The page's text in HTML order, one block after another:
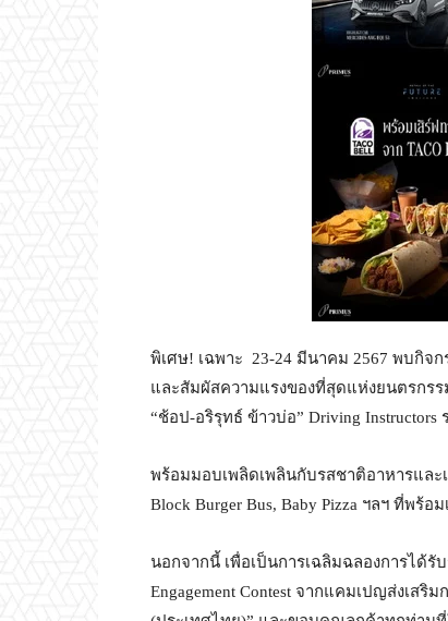
พิเศษ! เฉพาะ 23-24 มีนาคม 2567 พบกิ
และสัมผัสความแรงของที่สุดแห่งยนตรกรร
“ช้อป-อริรุทธ์ ข้าวบ่อ” Driving Instructors
พร้อมมอบเพลิดเพลินกับรสชาติอาหารและ
Block Burger Bus, Baby Pizza ฯลฯ ที่พร้
นอกจากนี้ เพื่อเป็นการเฉลิมฉลองการได้รั
Engagement Contest จากแคมเปญส่งเสริ